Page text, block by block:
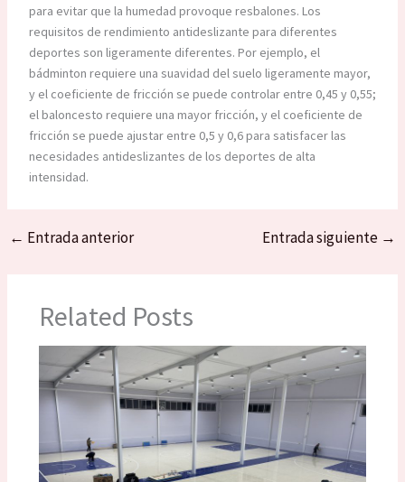
para evitar que la humedad provoque resbalones. Los
requisitos de rendimiento antideslizante para diferentes
deportes son ligeramente diferentes. Por ejemplo, el
bádminton requiere una suavidad del suelo ligeramente mayor,
y el coeficiente de fricción se puede controlar entre 0,45 y 0,55;
el baloncesto requiere una mayor fricción, y el coeficiente de
fricción se puede ajustar entre 0,5 y 0,6 para satisfacer las
necesidades antideslizantes de los deportes de alta
intensidad.
← Entrada anterior Entrada siguiente →
Related Posts